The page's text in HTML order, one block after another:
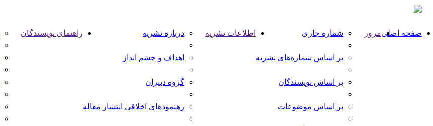
صفحه اصلیمرور شماره جاری
بر اساس شماره‌های نشریه
بر اساس نویسندگان
بر اساس موضوعات
اطلاعات نشریه درباره نشریه
اهداف و چشم انداز
گروه دبیران
رهنمودهای اخلاقی انتشار مقاله
راهنمای نویسندگان